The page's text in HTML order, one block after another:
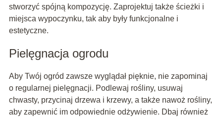
stworzyć spójną kompozycję. Zaprojektuj także ścieżki i
miejsca wypoczynku, tak aby były funkcjonalne i
estetyczne.
Pielęgnacja ogrodu
Aby Twój ogród zawsze wyglądał pięknie, nie zapominaj
o regularnej pielęgnacji. Podlewaj rośliny, usuwaj
chwasty, przycinaj drzewa i krzewy, a także nawoż rośliny,
aby zapewnić im odpowiednie odżywienie. Dbaj również